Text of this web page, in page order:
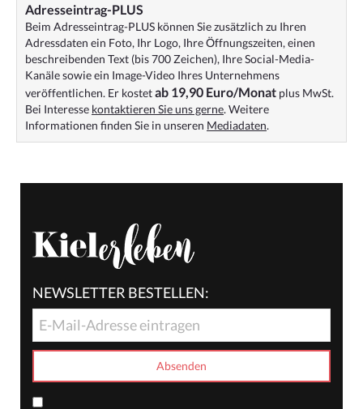
Adresseintrag-PLUS
Beim Adresseintrag-PLUS können Sie zusätzlich zu Ihren
Adressdaten ein Foto, Ihr Logo, Ihre Öffnungszeiten, einen
beschreibenden Text (bis 700 Zeichen), Ihre Social-Media-
Kanäle sowie ein Image-Video Ihres Unternehmens
veröffentlichen. Er kostetab 19,90 Euro/Monat plus MwSt.
Bei Interesse kontaktieren Sie uns gerne. Weitere
Informationen finden Sie in unseren Mediadaten.
NEWSLETTER BESTELLEN: